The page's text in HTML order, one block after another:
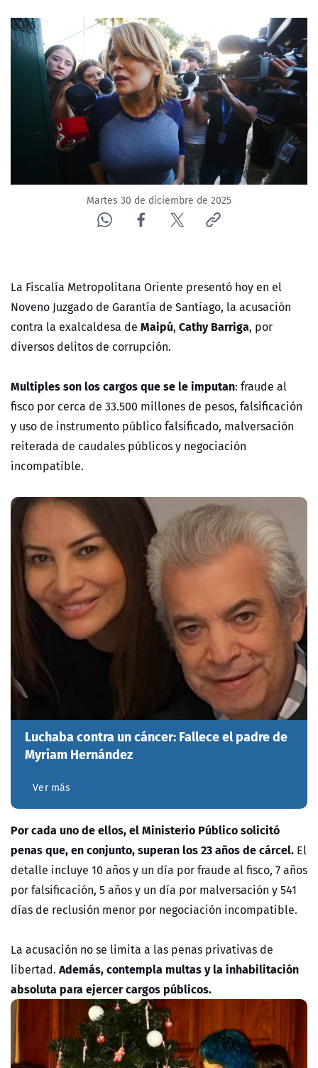
Martes 30 de diciembre de 2025
La Fiscalía Metropolitana Oriente presentó hoy en el
Noveno Juzgado de Garantía de Santiago, la acusación
contra la exalcaldesa de Maipú, Cathy Barriga, por
diversos delitos de corrupción.
Multiples son los cargos que se le imputan: fraude al
fisco por cerca de 33.500 millones de pesos, falsificación
y uso de instrumento público falsificado, malversación
reiterada de caudales públicos y negociación
incompatible.
Luchaba contra un cáncer: Fallece el padre de
Myriam Hernández
Ver más
Por cada uno de ellos, el Ministerio Público solicitó
penas que, en conjunto, superan los 23 años de cárcel. El
detalle incluye 10 años y un día por fraude al fisco, 7 años
por falsificación, 5 años y un día por malversación y 541
días de reclusión menor por negociación incompatible.
La acusación no se limita a las penas privativas de
libertad. Además, contempla multas y la inhabilitación
absoluta para ejercer cargos públicos.